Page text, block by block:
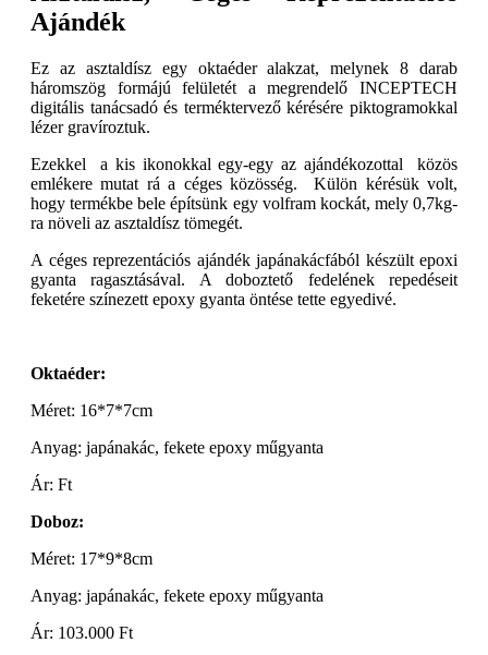
Ajándék
Ez az asztaldísz egy oktaéder alakzat, melynek 8 darab
háromszög formájú felületét a megrendelő INCEPTECH
digitális tanácsadó és terméktervező kérésére piktogramokkal
lézer gravíroztuk.
Ezekkel a kis ikonokkal egy-egy az ajándékozottal közös
emlékere mutat rá a céges közösség. Külön kérésük volt,
hogy termékbe bele építsünk egy volfram kockát, mely 0,7kg-
ra növeli az asztaldísz tömegét.
A céges reprezentációs ajándék japánakácfából készült epoxi
gyanta ragasztásával. A doboztető fedelének repedéseit
feketére színezett epoxy gyanta öntése tette egyedivé.
Oktaéder:
Méret: 16*7*7cm
Anyag: japánakác, fekete epoxy műgyanta
Ár: Ft
Doboz:
Méret: 17*9*8cm
Anyag: japánakác, fekete epoxy műgyanta
Ár: 103.000 Ft